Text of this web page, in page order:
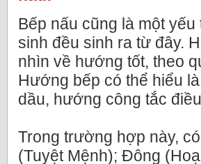
Bếp nấu cũng là một
sinh đều sinh ra từ đây.
nhìn về hướng tốt, theo
Hướng bếp có thể hiểu
dầu, hướng công tắc
Trong trường hợp này,
(Tuyệt Mệnh); Đông